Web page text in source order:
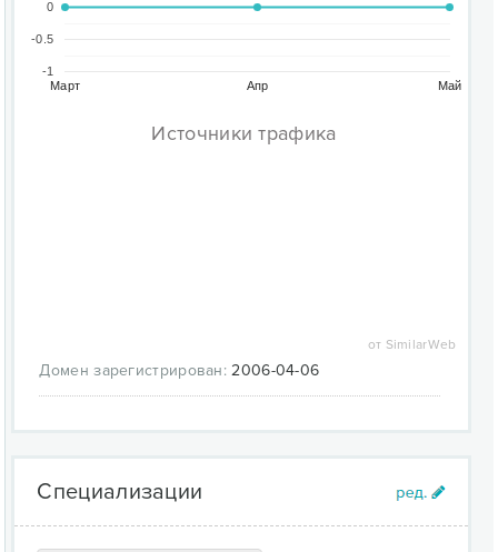
Март Апр Май
-1
-0.5
0
Источники трафика
от SimilarWeb
Домен зарегистрирован: 2006-04-06
Специализации